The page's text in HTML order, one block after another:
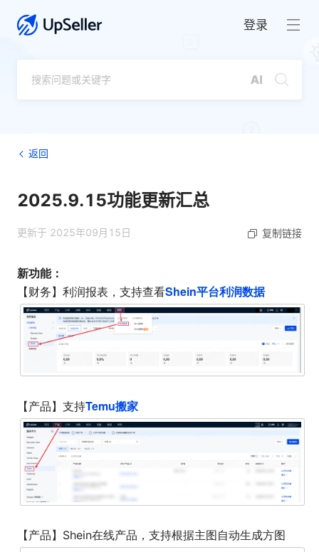
登录
返回
2025.9.15功能更新汇总
更新于 2025年09月15日 复制链接
新功能：
【财务】利润报表，支持查看Shein平台利润数据
【产品】支持Temu搬家
【产品】Shein在线产品，支持根据主图自动生成方图